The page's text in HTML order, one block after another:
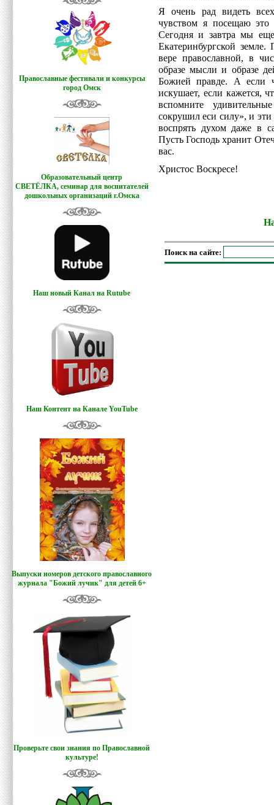
Православные фестивали и конкурсы
город Омск
Образовательный центр
СВЕТЁЛКА, семинар для воспитателей
дошкольных организаций г.Омска
Наш новый Канал на Rutube
Наш Контент на Канале YouTube
Выпуски номеров детского православного
журнала "Божий лучик" для детей 6+
Проверьте свои знания по Православной
культуре!
Я очень рад видеть
чувством я посещаю это
Сегодня и завтра мы
Екатеринбургской
вере православной, в
образе мысли и образе
Божией правде. А если
искушает, если кажется,
вспомните
сокрушил еси силу», и
воспрять духом даже в
Пусть Господь хранит
вас.
Христос Воскресе!
Поиск на сайте: